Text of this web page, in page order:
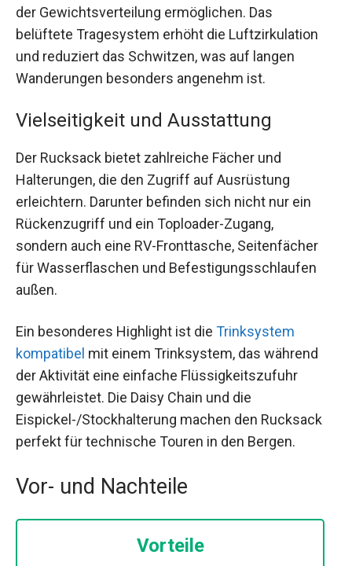
der Gewichtsverteilung ermöglichen. Das
belüftete Tragesystem erhöht die Luftzirkulation
und reduziert das Schwitzen, was auf langen
Wanderungen besonders angenehm ist.
Vielseitigkeit und Ausstattung
Der Rucksack bietet zahlreiche Fächer und
Halterungen, die den Zugriff auf Ausrüstung
erleichtern. Darunter befinden sich nicht nur ein
Rückenzugriff und ein Toploader-Zugang,
sondern auch eine RV-Fronttasche, Seitenfächer
für Wasserflaschen und Befestigungsschlaufen
außen.
Ein besonderes Highlight ist die Trinksystem
kompatibel mit einem Trinksystem, das während
der Aktivität eine einfache Flüssigkeitszufuhr
gewährleistet. Die Daisy Chain und die
Eispickel-/Stockhalterung machen den Rucksack
perfekt für technische Touren in den Bergen.
Vor- und Nachteile
Vorteile